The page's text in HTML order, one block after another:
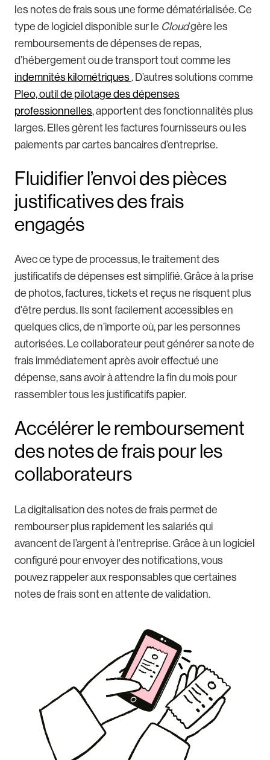
les notes de frais sous une forme dématérialisée. Ce
type de logiciel disponible sur le Cloudgère les
remboursements de dépenses de repas,
d’hébergement ou de transport tout comme les
indemnités kilométriques. D’autres solutions comme
Pleo, outil de pilotage des dépenses
professionnelles, apportent des fonctionnalités plus
larges. Elles gèrent les factures fournisseurs ou les
paiements par cartes bancaires d’entreprise.
Fluidifier l’envoi des pièces
justificatives des frais
engagés
Avec ce type de processus, le traitement des
justificatifs de dépenses est simplifié. Grâce à la prise
de photos, factures, tickets et reçus ne risquent plus
d'être perdus. Ils sont facilement accessibles en
quelques clics, de n’importe où, par les personnes
autorisées. Le collaborateur peut générer sa note de
frais immédiatement après avoir effectué une
dépense, sans avoir à attendre la fin du mois pour
rassembler tous les justificatifs papier.
Accélérer le remboursement
des notes de frais pour les
collaborateurs
La digitalisation des notes de frais permet de
rembourser plus rapidement les salariés qui
avancent de l’argent à l'entreprise. Grâce à un logiciel
configuré pour envoyer des notifications, vous
pouvez rappeler aux responsables que certaines
notes de frais sont en attente de validation.